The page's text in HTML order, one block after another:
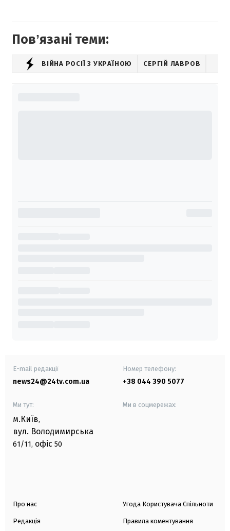
Повʼязані теми:
ВІЙНА РОСІЇ З УКРАЇНОЮ СЕРГІЙ ЛАВРОВ
E-mail редакції
news24@24tv.com.ua
Номер телефону:
+38 044 390 5077
Ми тут:
м.Київ,
вул. Володимирська
61/11, офіс 50
Ми в соцмережах:
Про нас
Редакція
Угода Користувача Спільноти
Правила коментування